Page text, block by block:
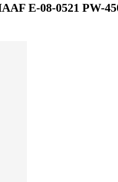
E-08-0521 PW-